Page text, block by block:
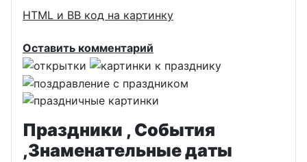
HTML и BB код на картинку
Оставить комментарий
Праздники , События
,Знаменательные даты